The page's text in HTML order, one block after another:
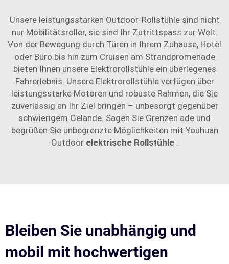
Unsere leistungsstarken Outdoor-Rollstühle sind nicht
nur Mobilitätsroller, sie sind Ihr Zutrittspass zur Welt.
Von der Bewegung durch Türen in Ihrem Zuhause, Hotel
oder Büro bis hin zum Cruisen am Strandpromenade
bieten Ihnen unsere Elektrorollstühle ein überlegenes
Fahrerlebnis. Unsere Elektrorollstühle verfügen über
leistungsstarke Motoren und robuste Rahmen, die Sie
zuverlässig an Ihr Ziel bringen – unbesorgt gegenüber
schwierigem Gelände. Sagen Sie Grenzen ade und
begrüßen Sie unbegrenzte Möglichkeiten mit Youhuan
Outdoor elektrische Rollstühle .
Bleiben Sie unabhängig und
mobil mit hochwertigen